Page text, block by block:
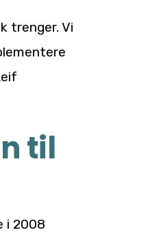
trenger. Vi
til
i 2008